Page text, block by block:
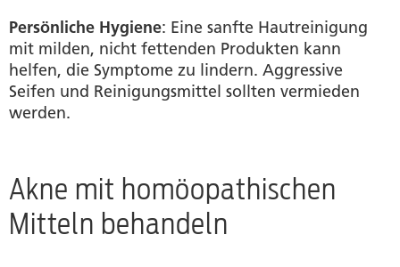
Persönliche Hygiene: Eine sanfte Hautreinigung
mit milden, nicht fettenden Produkten kann
helfen, die Symptome zu lindern. Aggressive
Seifen und Reinigungsmittel sollten vermieden
werden.
Akne mit homöopathischen
Mitteln behandeln